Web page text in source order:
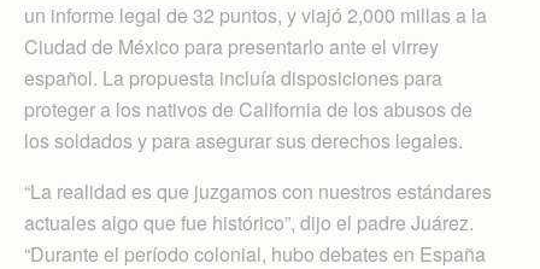
un informe legal de 32 puntos, y viajó 2,000 millas a la
Ciudad de México para presentarlo ante el virrey
español. La propuesta incluía disposiciones para
proteger a los nativos de California de los abusos de
los soldados y para asegurar sus derechos legales.
“La realidad es que juzgamos con nuestros estándares
actuales algo que fue histórico”, dijo el padre Juárez.
“Durante el período colonial, hubo debates en España